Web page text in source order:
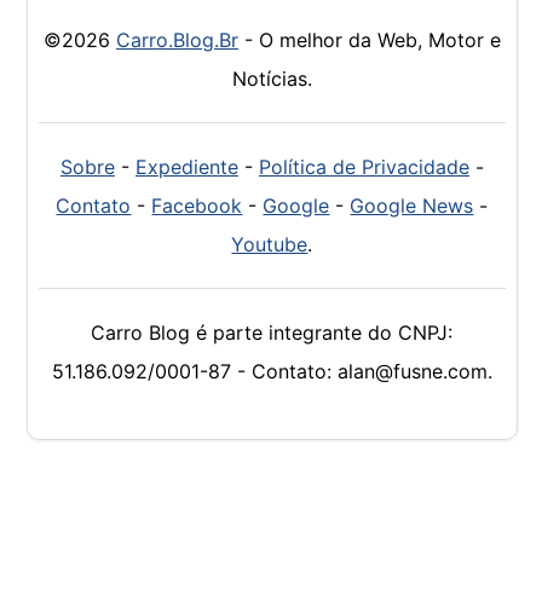
©2026 Carro.Blog.Br- O melhor da Web, Motor e
Notícias.
Sobre- Expediente- Política de Privacidade-
Contato - Facebook - Google - Google News -
Youtube.
Carro Blog é parte integrante do CNPJ:
51.186.092/0001-87 - Contato: alan@fusne.com.